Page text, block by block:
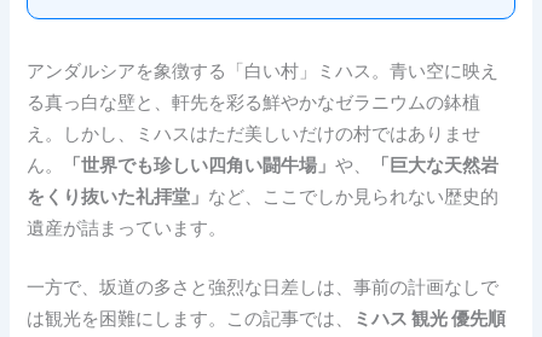
アンダルシアを象徴する「白い村」ミハス。青い空に映え
る真っ白な壁と、軒先を彩る鮮やかなゼラニウムの鉢植
え。しかし、ミハスはただ美しいだけの村ではありませ
ん。
「世界でも珍しい四角い闘牛場」や、
「巨大な天然岩
をくり抜いた礼拝堂」 など、ここでしか見られない歴史的
遺産が詰まっています。
一方で、坂道の多さと強烈な日差しは、事前の計画なしで
は観光を困難にします。この記事では、
ミハス 観光 優先順